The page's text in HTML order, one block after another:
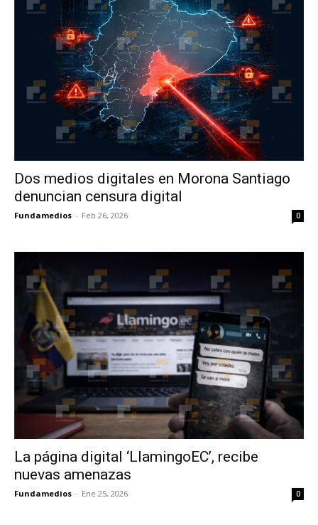
Dos medios digitales en Morona Santiago
denuncian censura digital
Fundamedios - Feb 26, 2026 0
La página digital ‘LlamingoEC’, recibe
nuevas amenazas
Fundamedios - Ene 25, 2026 0